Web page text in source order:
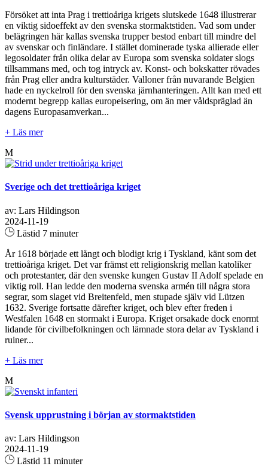
Försöket att inta Prag i trettioåriga krigets slutskede 1648 illustrerar
en viktig sidoeffekt av den svenska stormaktstiden. Vad som under
belägringen här kallas svenska trupper bestod enbart till mindre del
av svenskar och finländare. I stället dominerade tyska allierade eller
legosoldater från olika delar av Europa som svenska soldater slogs
tillsammans med, och tog intryck av. Konst- och bokskatter rövades
från Prag eller andra kulturstäder. Valloner från nuvarande Belgien
hade en nyckelroll för den svenska järnhanteringen. Allt kan med ett
modernt begrepp kallas europeisering, om än mer våldspräglad än
dagens Europasamverkan...
+ Läs mer
M
Sverige och det trettioåriga kriget
av: Lars Hildingson
2024-11-19
Lästid 7 minuter
År 1618 började ett långt och blodigt krig i Tyskland, känt som det
trettioåriga kriget. Det var främst ett religionskrig mellan katoliker
och protestanter, där den svenske kungen Gustav II Adolf spelade en
viktig roll. Han ledde den moderna svenska armén till några stora
segrar, som slaget vid Breitenfeld, men stupade själv vid Lützen
1632. Sverige fortsatte därefter kriget, och blev efter freden i
Westfalen 1648 en stormakt i Europa. Kriget orsakade dock enormt
lidande för civilbefolkningen och lämnade stora delar av Tyskland i
ruiner...
+ Läs mer
M
Svensk upprustning i början av stormaktstiden
av: Lars Hildingson
2024-11-19
Lästid 11 minuter